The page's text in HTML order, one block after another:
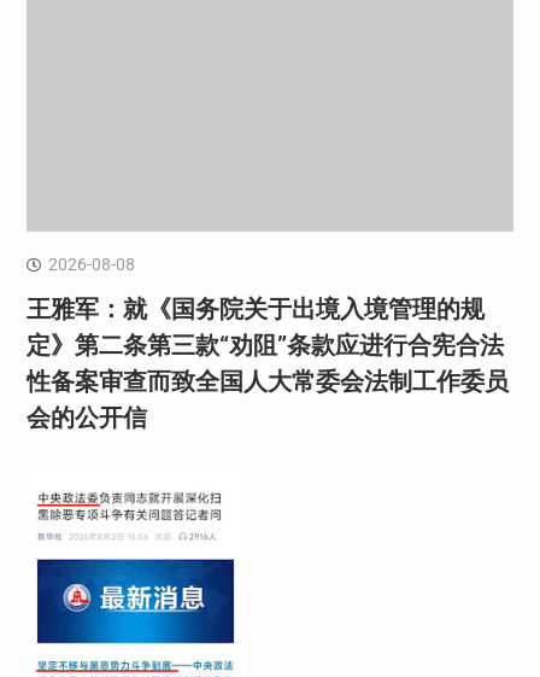
2026-08-08
王雅军：就《国务院关于出境入境管理的规
定》第二条第三款“劝阻”条款应进行合宪合法
性备案审查而致全国人大常委会法制工作委员
会的公开信